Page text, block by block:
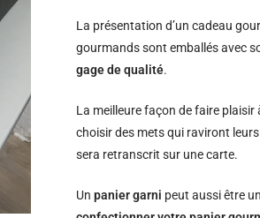
La présentation d’un cadeau
gourmands sont emballés avec
gage de qualité.
La meilleure façon de faire
choisir des mets qui raviront
sera retranscrit sur une carte.
Unpanier garni peut aussi être